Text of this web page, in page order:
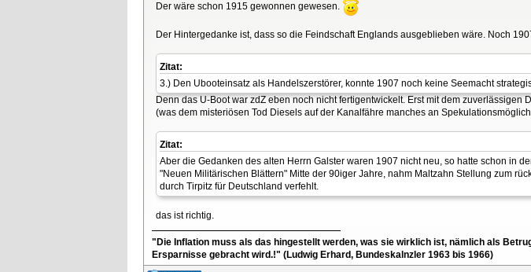
Der wäre schon 1915 gewonnen gewesen.
Der Hintergedanke ist, dass so die Feindschaft Englands ausgeblieben wäre. Noch
Zitat:
3.) Den Ubooteinsatz als Handelszerstörer, konnte 1907 noch keine Seemacht
Denn das U-Boot war zdZ eben noch nicht fertigentwickelt. Erst mit dem zuverlässigen
(was dem misteriösen Tod Diesels auf der Kanalfähre manches an
Zitat:
Aber die Gedanken des alten Herrn Galster waren 1907 nicht neu, so hatte schon in
"Neuen Militärischen Blättern" Mitte der 90iger Jahre, nahm Maltzahn Stellung zum
durch Tirpitz für Deutschland verfehlt.
das ist richtig.
"Die Inflation muss als das hingestellt werden, was sie wirklich ist, nämlich als
Ersparnisse gebracht wird.!" (Ludwig Erhard, Bundeskalnzler 1963 bis 1966)